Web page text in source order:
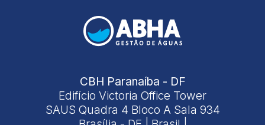
CBH Paranaíba - DF
Edifício Victoria Office Tower
SAUS Quadra 4 Bloco A Sala 934